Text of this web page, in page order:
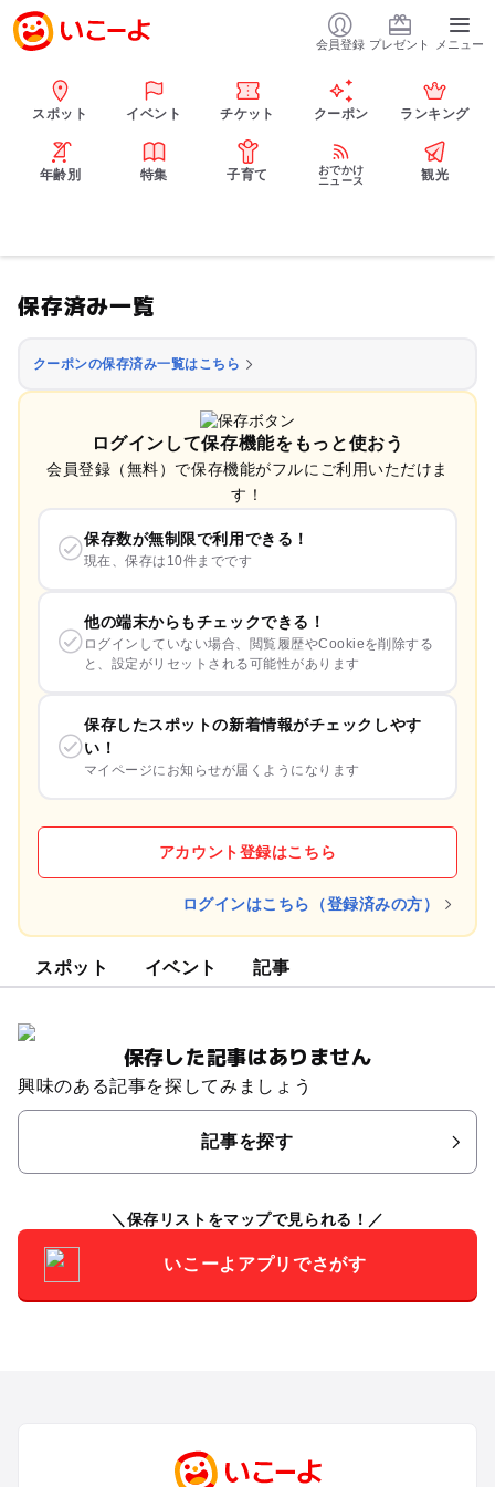
会員登録 プレゼント メニュー
スポット イベント チケット クーポン ランキング
年齢別 特集 子育て
おでかけ
ニュース
観光
保存済み一覧
クーポンの保存済み一覧はこちら
ログインして保存機能をもっと使おう
会員登録（無料）で保存機能がフルにご利用いただけま
す！
保存数が無制限で利用できる！
現在、保存は10件までです
他の端末からもチェックできる！
ログインしていない場合、閲覧履歴やCookieを削除する
と、設定がリセットされる可能性があります
保存したスポットの新着情報がチェックしやす
い！
マイページにお知らせが届くようになります
アカウント登録はこちら
ログインはこちら（登録済みの方）
スポット イベント 記事
保存した記事はありません
興味のある記事を探してみましょう
記事を探す
保存リストをマップで見られる！
いこーよアプリでさがす